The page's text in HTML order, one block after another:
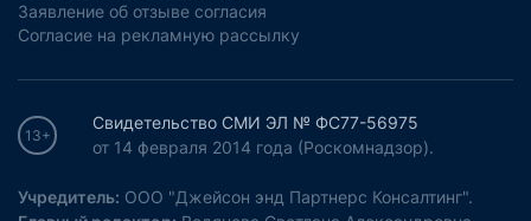
Заявление об отзыве согласия
Согласие на рекламную рассылку
13+
Свидетельство СМИ ЭЛ № ФС77-56975
от 14 февраля 2014 года (Роскомнадзор).
Учредитель: ООО "Джейсон энд Партнерс Консалтинг".